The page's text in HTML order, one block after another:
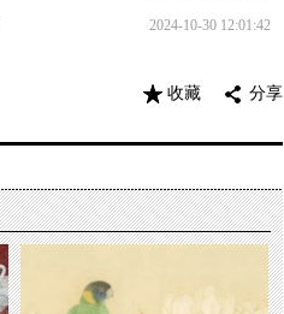
2024-10-30 12:01:42
分享
收藏